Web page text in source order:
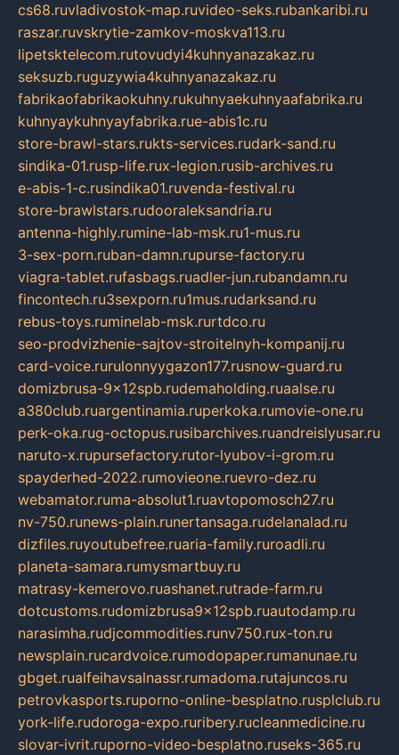
cs68.ruvladivostok-map.ruvideo-seks.rubankaribi.ru
raszar.ruvskrytie-zamkov-moskva113.ru
lipetsktelecom.rutovudyi4kuhnyanazakaz.ru
seksuzb.ruguzywia4kuhnyanazakaz.ru
fabrikaofabrikaokuhny.rukuhnyaekuhnyaafabrika.ru
kuhnyaykuhnyayfabrika.rue-abis1c.ru
store-brawl-stars.rukts-services.rudark-sand.ru
sindika-01.rusp-life.rux-legion.rusib-archives.ru
e-abis-1-c.rusindika01.ruvenda-festival.ru
store-brawlstars.rudooraleksandria.ru
antenna-highly.rumine-lab-msk.ru1-mus.ru
3-sex-porn.ruban-damn.rupurse-factory.ru
viagra-tablet.rufasbags.ruadler-jun.rubandamn.ru
fincontech.ru3sexporn.ru1mus.rudarksand.ru
rebus-toys.ruminelab-msk.rurtdco.ru
seo-prodvizhenie-sajtov-stroitelnyh-kompanij.ru
card-voice.rurulonnyygazon177.rusnow-guard.ru
domizbrusa-9x12spb.rudemaholding.ruaalse.ru
a380club.ruargentinamia.ruperkoka.rumovie-one.ru
perk-oka.rug-octopus.rusibarchives.ruandreislyusar.ru
naruto-x.rupursefactory.rutor-lyubov-i-grom.ru
spayderhed-2022.rumovieone.ruevro-dez.ru
webamator.ruma-absolut1.ruavtopomosch27.ru
nv-750.runews-plain.runertansaga.rudelanalad.ru
dizfiles.ruyoutubefree.ruaria-family.ruroadli.ru
planeta-samara.rumysmartbuy.ru
matrasy-kemerovo.ruashanet.rutrade-farm.ru
dotcustoms.rudomizbrusa9x12spb.ruautodamp.ru
narasimha.rudjcommodities.runv750.rux-ton.ru
newsplain.rucardvoice.rumodopaper.rumanunae.ru
gbget.rualfeihavsalnassr.rumadoma.rutajuncos.ru
petrovkasports.ruporno-online-besplatno.rusplclub.ru
york-life.rudoroga-expo.ruribery.rucleanmedicine.ru
slovar-ivrit.ruporno-video-besplatno.ruseks-365.ru